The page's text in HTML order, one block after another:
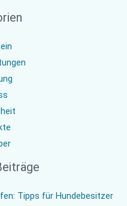
Tipps für Hundebesitzer